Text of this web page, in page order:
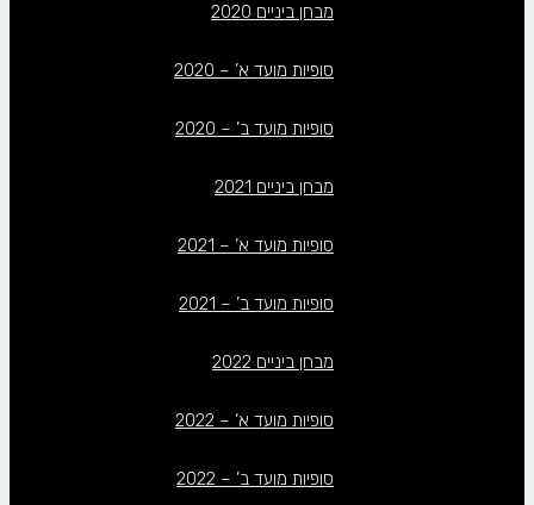
מבחן ביניים 2020
סופיות מועד א’ – 2020
סופיות מועד ב’ – 2020
מבחן ביניים 2021
סופיות מועד א’ – 2021
סופיות מועד ב’ – 2021
מבחן ביניים 2022
סופיות מועד א’ – 2022
סופיות מועד ב’ – 2022